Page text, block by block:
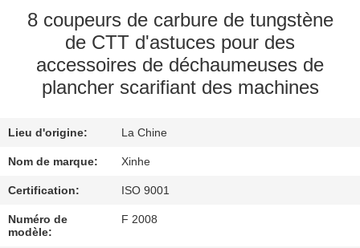
PROPOS
NOUS
DE
L'USINE
CONTRÔLE
8 coupeurs de carbure de tungstène
de CTT d'astuces pour des
accessoires de déchaumeuses de
plancher scarifiant des machines
Lieu d'origine: La Chine
Nom de marque: Xinhe
Certification: ISO 9001
Numéro de
modèle:
F 2008